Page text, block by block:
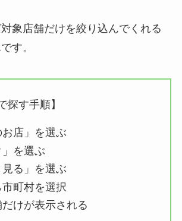
象店舗だけを絞り込んでくれる
す。
探す手順】
お店」を選ぶ
」を選ぶ
見る」を選ぶ
町村を選択
けが表示される